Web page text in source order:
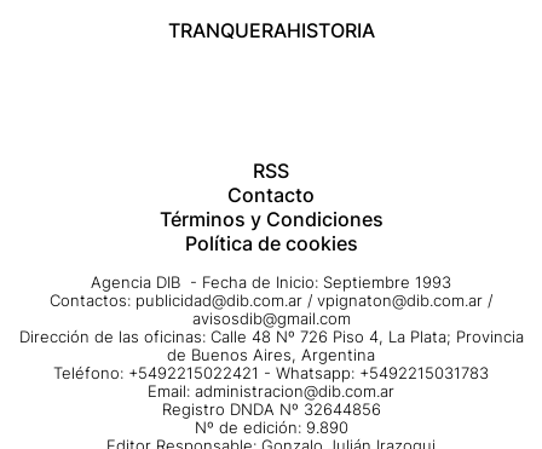
TRANQUERAHISTORIA
RSS
Contacto
Términos y Condiciones
Política de cookies
Agencia DIB - Fecha de Inicio: Septiembre 1993
Contactos: publicidad@dib.com.ar / vpignaton@dib.com.ar /
avisosdib@gmail.com
Dirección de las oficinas: Calle 48 Nº 726 Piso 4, La Plata; Provincia
de Buenos Aires, Argentina
Teléfono: +5492215022421 - Whatsapp: +5492215031783
Email: administracion@dib.com.ar
Registro DNDA Nº 32644856
Nº de edición: 9.890
Editor Responsable: Gonzalo Julián Irazoqui